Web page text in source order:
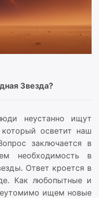
Звезда?
неустанно ищут
осветит наш
заключается в
необходимость в
Ответ кроется в
Как любопытные и
ищем новые